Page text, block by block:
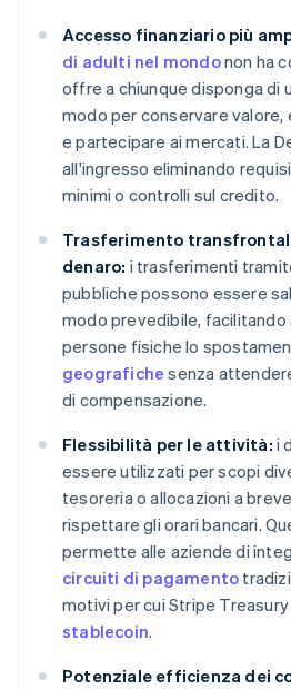
Accesso finanziario più
di adulti nel mondonon ha
offre a chiunque disponga di
modo per conservare
e partecipare ai mercati. La
all'ingresso eliminando
minimi o controlli sul credito.
Trasferimento
denaro: i trasferimenti
pubbliche possono essere
modo prevedibile, facilitando
persone fisiche lo
geografiche senza
di compensazione.
Flessibilità per le attività: i
essere utilizzati per scopi
tesoreria o allocazioni a
rispettare gli orari bancari.
permette alle aziende di
circuiti di pagamento
motivi per cui Stripe
stablecoin.
Potenziale efficienza dei